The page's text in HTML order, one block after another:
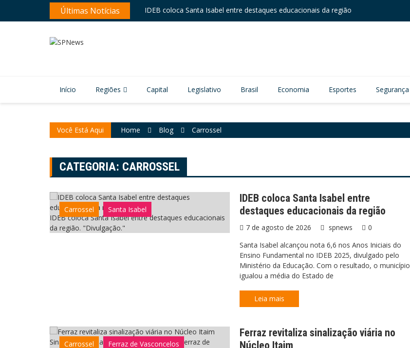
Últimas Notícias Ferraz revitaliza sinalização viária no Núcleo Itaim
Início Regiões Capital Legislativo Brasil Economia Esportes Segurança
Você Está Aqui Home Blog Carrossel
CATEGORIA: CARROSSEL
IDEB coloca Santa Isabel entre destaques educacionais
da região. "Divulgação."
Carrossel Santa Isabel
IDEB coloca Santa Isabel entre
destaques educacionais da região
7 de agosto de 2026 spnews
0
Santa Isabel alcançou nota 6,6 nos Anos Iniciais do
Ensino Fundamental no IDEB 2025, divulgado pelo
Ministério da Educação. Com o resultado, o município
igualou a média do Estado de
Leia mais
Sinalização viária ganha revitalização em Ferraz de
Carrossel Ferraz de Vasconcelos
Ferraz revitaliza sinalização viária no
Núcleo Itaim